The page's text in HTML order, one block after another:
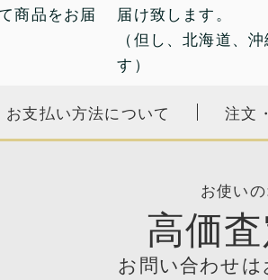
商品をお届
届け致します。
（但し、北海道、
す）
お支払い方法について 注文
お使い
高価
お問い合わせは